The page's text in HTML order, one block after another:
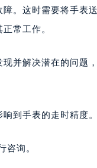
。这时需要将手表
常工作。
并解决潜在的问题
到手表的走时精度。
咨询。